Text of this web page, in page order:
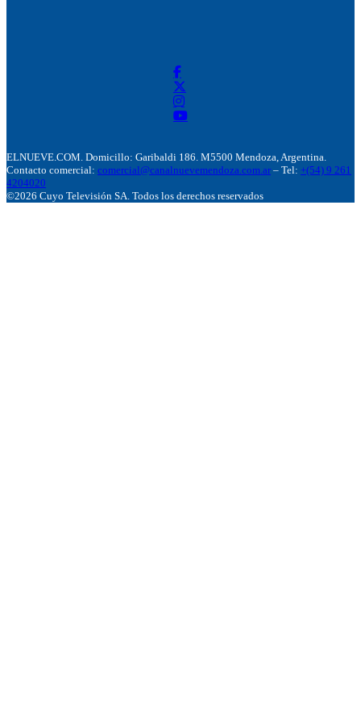
ELNUEVE.COM. Domicillo: Garibaldi 186. M5500 Mendoza, Argentina.
Contacto comercial: comercial@canalnuevemendoza.com.ar – Tel: +(54) 9 261
4204020
©2026 Cuyo Televisión SA. Todos los derechos reservados